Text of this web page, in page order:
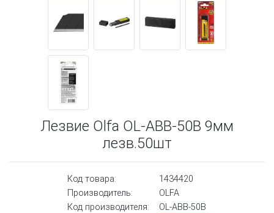
Лезвие Olfa OL-ABB-50B 9мм
лезв.50шт
Код товара:
1434420
Производитель:
OLFA
Код производителя:
OL-ABB-50B